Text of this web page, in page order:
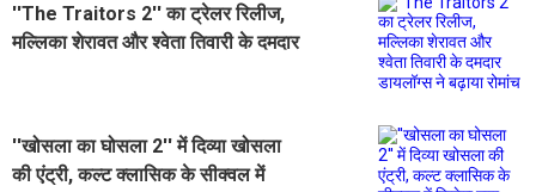
''The Traitors 2'' का ट्रेलर रिलीज,
मल्लिका शेरावत और श्वेता तिवारी के दमदार
''खोसला का घोसला 2'' में दिव्या खोसला
की एंट्री, कल्ट क्लासिक के सीक्वल में